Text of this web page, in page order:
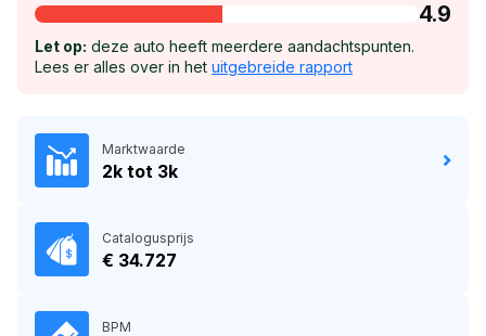
4.9
Let op: deze auto heeft meerdere aandachtspunten.
Lees er alles over in het uitgebreide rapport
Marktwaarde
2k tot 3k
Catalogusprijs
€ 34.727
BPM